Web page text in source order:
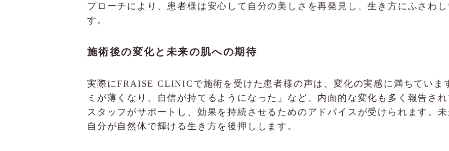
プローチにより、患者様は安心して自分の美しさを再発見し、生き方にふさわ
す。
施術後の変化と未来の肌への期待
実際にFRAISE CLINICで施術を受けた患者様の声は、変化の実感に満ちていま
ミが薄くなり、自信が持てるようになった」など、内面的な変化も多く報告さ
スタッフがサポートし、効果を持続させるためのアドバイスが受けられます。
自分が自然体で輝ける生き方を後押しします。